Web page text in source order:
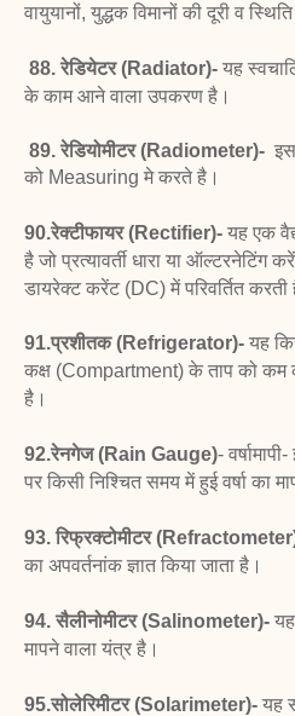
वायुयानों, युद्धक विमानों की दूरी व
88. रेडियेटर (Radiator)- यह
के काम आने वाला उपकरण है।
89. रेडियोमीटर (Radiometer)-
को Measuring मे करते है।
90.रेक्टीफायर (Rectifier)- यह एक
है जो प्रत्यावर्ती धारा या ऑल्टरनेटिंग
डायरेक्ट करेंट (DC) में परिवर्तित करती
91.प्रशीतक (Refrigerator)- यह
कक्ष (Compartment) के ताप को
है।
92.रेनगेज (Rain Gauge)-
पर किसी निश्चित समय में हुई वर्षा का
93. रिफ्रक्टोमीटर
का अपवर्तनांक ज्ञात किया जाता है।
94. सैलीनोमीटर (Salinometer)-
मापने वाला यंत्र है।
95.सोलेरिमीटर (Solarimeter)- यह